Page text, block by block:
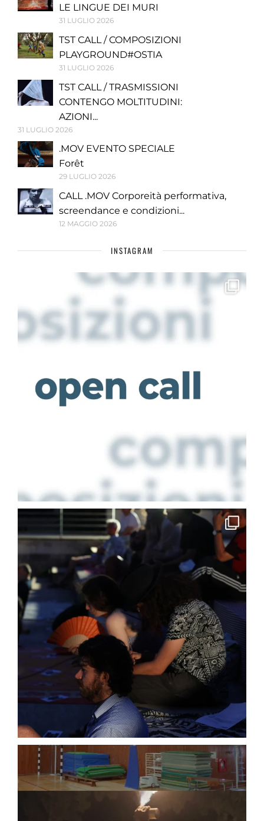
LE LINGUE DEI MURI
31 LUGLIO 2026
TST CALL / COMPOSIZIONI
PLAYGROUND#OSTIA
31 LUGLIO 2026
TST CALL / TRASMISSIONI
CONTENGO MOLTITUDINI:
AZIONI...
31 LUGLIO 2026
.MOV EVENTO SPECIALE
Forêt
29 LUGLIO 2026
CALL .MOV Corporeità performativa,
screendance e condizioni...
12 MAGGIO 2026
INSTAGRAM